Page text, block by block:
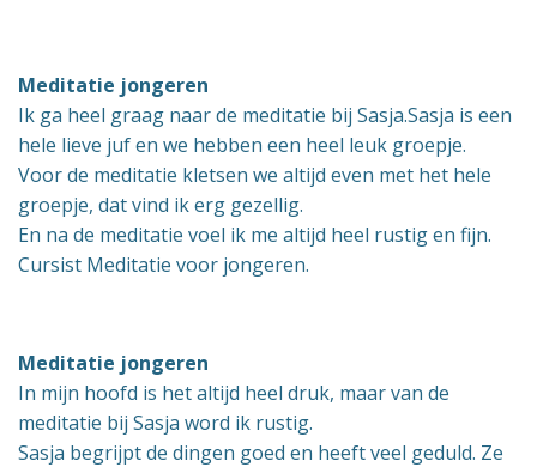
Meditatie jongeren
Ik ga heel graag naar de meditatie bij Sasja.Sasja is een
hele lieve juf en we hebben een heel leuk groepje.
Voor de meditatie kletsen we altijd even met het hele
groepje, dat vind ik erg gezellig.
En na de meditatie voel ik me altijd heel rustig en fijn.
Cursist Meditatie voor jongeren.
Meditatie jongeren
In mijn hoofd is het altijd heel druk, maar van de
meditatie bij Sasja word ik rustig.
Sasja begrijpt de dingen goed en heeft veel geduld. Ze